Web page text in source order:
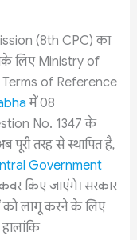
(8th CPC) का
लिए Ministry of
Terms of Reference
में 08
No. 1347 के
पूरी तरह से स्थापित है,
Government
किए जाएंगे। सरकार
को लागू करने के लिए